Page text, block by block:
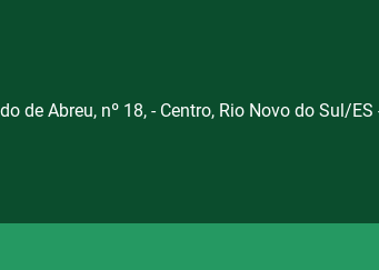
de Abreu, nº 18, - Centro, Rio Novo do Sul/ES